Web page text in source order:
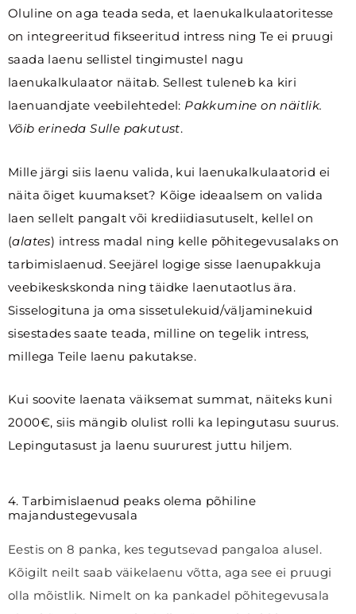
Oluline on aga teada seda, et laenukalkulaatoritesse
on integreeritud fikseeritud intress ning Te ei pruugi
saada laenu sellistel tingimustel nagu
laenukalkulaator näitab. Sellest tuleneb ka kiri
laenuandjate veebilehtedel: Pakkumine on näitlik.
Võib erineda Sulle pakutust.
Mille järgi siis laenu valida, kui laenukalkulaatorid ei
näita õiget kuumakset? Kõige ideaalsem on valida
laen sellelt pangalt või krediidiasutuselt, kellel on
(alates) intress madal ning kelle põhitegevusalaks on
tarbimislaenud. Seejärel logige sisse laenupakkuja
veebikeskskonda ning täidke laenutaotlus ära.
Sisselogituna ja oma sissetulekuid/väljaminekuid
sisestades saate teada, milline on tegelik intress,
millega Teile laenu pakutakse.
Kui soovite laenata väiksemat summat, näiteks kuni
2000€, siis mängib olulist rolli ka lepingutasu suurus.
Lepingutasust ja laenu suururest juttu hiljem.
4. Tarbimislaenud peaks olema põhiline
majandustegevusala
Eestis on 8 panka, kes tegutsevad pangaloa alusel.
Kõigilt neilt saab väikelaenu võtta, aga see ei pruugi
olla mõistlik. Nimelt on ka pankadel põhitegevusala